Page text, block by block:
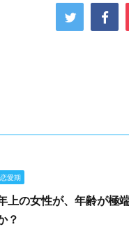
恋愛期
上の女性が、年齢が極
？